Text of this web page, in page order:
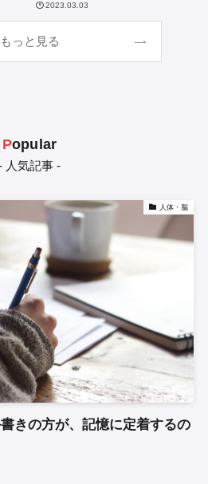
2023.03.03
もっと見る
Popular
人気記事 -
人体・脳
きの方が、記憶に定着するの